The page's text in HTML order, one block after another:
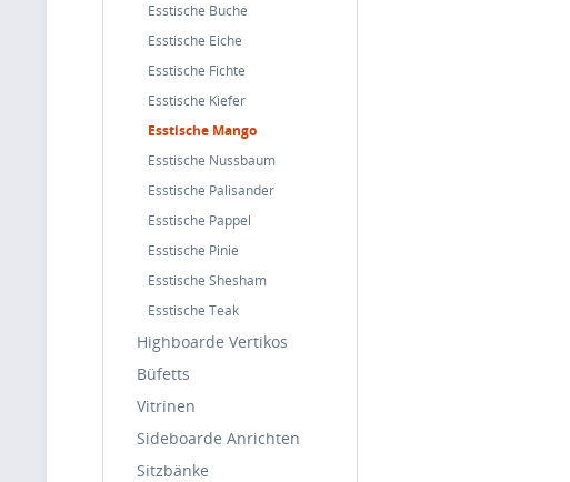
Esstische Buche
Esstische Eiche
Esstische Fichte
Esstische Kiefer
Esstische Mango
Esstische Nussbaum
Esstische Palisander
Esstische Pappel
Esstische Pinie
Esstische Shesham
Esstische Teak
Highboarde Vertikos
Büfetts
Vitrinen
Sideboarde Anrichten
Sitzbänke